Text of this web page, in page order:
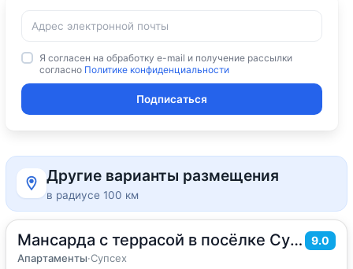
Я согласен на обработку e-mail и получение рассылки
согласно Политике конфиденциальности
Подписаться
Другие варианты размещения
в радиусе 100 км
Мансарда с террасой в посёлке Супсех 9.0
Апартаменты·Супсех
70м 2·до 8 гостей